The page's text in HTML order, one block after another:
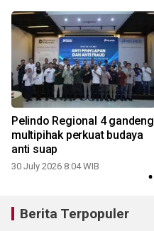
Pelindo Regional 4 gandeng
multipihak perkuat budaya
anti suap
30 July 2026 8:04 WIB
Berita Terpopuler